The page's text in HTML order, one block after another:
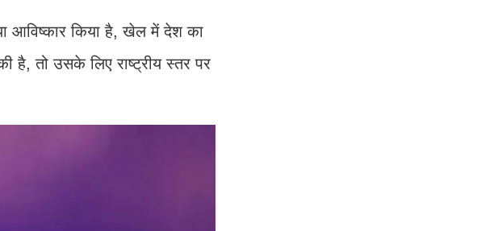
आविष्कार किया है, खेल में देश का
है, तो उसके लिए राष्ट्रीय स्तर पर